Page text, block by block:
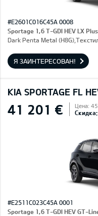
#E2601C016C45A 0008
Sportage 1,6 T-GDI HEV LX
Dark Penta Metal
Я ЗАИНТЕРЕСОВАН!
KIA SPORTAGE FL
41 201 € Цена:
#E2511C023C45A 0001
Sportage 1,6 T-GDI HEV GT-